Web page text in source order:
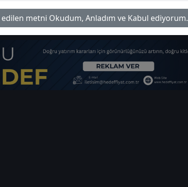
sektoru-raporu-55093832
Beyan edilen metni Okudum, Anladım ve Kabul ediyorum.